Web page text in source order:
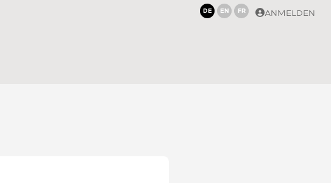
DE EN FR ANMELDEN